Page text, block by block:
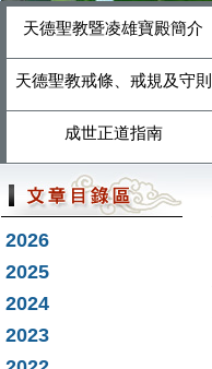
天德聖教暨凌雄寶殿簡介
天德聖教戒條、戒規及守則
成世正道指南
2026
2025
2024
2023